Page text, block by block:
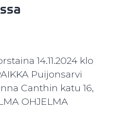
14.11.2024 klo
Puijonsarvi
Canthin katu 16,
OHJELMA